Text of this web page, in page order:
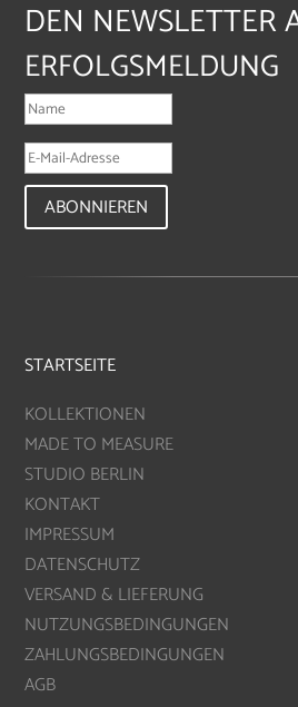
DEN NEWSLETTER
ERFOLGSMELDUNG
ABONNIEREN
STARTSEITE
KOLLEKTIONEN
MADE TO MEASURE
STUDIO BERLIN
KONTAKT
IMPRESSUM
DATENSCHUTZ
VERSAND & LIEFERUNG
NUTZUNGSBEDINGUNGEN
ZAHLUNGSBEDINGUNGEN
AGB